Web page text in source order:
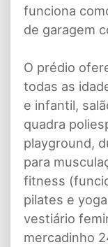
funciona
de garagem
O prédio
todas as
e infantil,
quadra
playground,
para
fitness
pilates e
vestiário
mercadinho